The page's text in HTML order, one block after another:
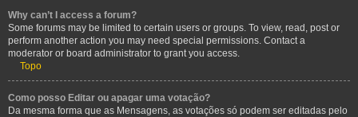
Why can’t I access a forum?
Some forums may be limited to certain users or groups. To view, read, post or
perform another action you may need special permissions. Contact a
moderator or board administrator to grant you access.
Topo
Como posso Editar ou apagar uma votação?
Da mesma forma que as Mensagens, as votações só podem ser editadas pelo